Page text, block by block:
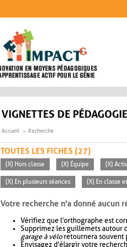
VIGNETTES DE
Accueil Recherche
TOUTES LES FICHES (27)
(X) Hors classe (X) Équipe (X)
(X) En plusieurs séances (X) En classe
Votre recherche n'a donné aucun
Vérifiez que l'orthographe est
Supprimez les guillemets autour
garage à véloretournera souvent
Envisagez d'élargir votre